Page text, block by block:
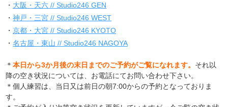
・ 大阪・天六 // Studio246 GEN
・神戸・三宮 // Studio246 WEST
・京都・大宮 // Studio246 KYOTO
・名古屋・東山 // Studio246 NAGOYA
＊本日から3か月後の末日までのご予約がご覧になれます。 それ以
降の空き状況については、お電話にてお問い合わせ下さい。
＊個人練習は、当日又は前日の朝7:00からの予約となっておりま
す。